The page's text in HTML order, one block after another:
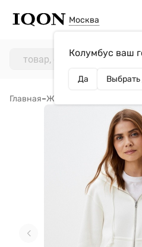
Москва
Колумбус ваш
Да Выбрать
Главная–Женщинам